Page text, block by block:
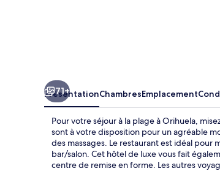
71+
PrésentationChambresEmplacement
Pour votre séjour à la plage à Orihuela,
sont à votre disposition pour un agréable
des massages. Le restaurant est idéal
bar/salon. Cet hôtel de luxe vous fait
centre de remise en forme. Les autres